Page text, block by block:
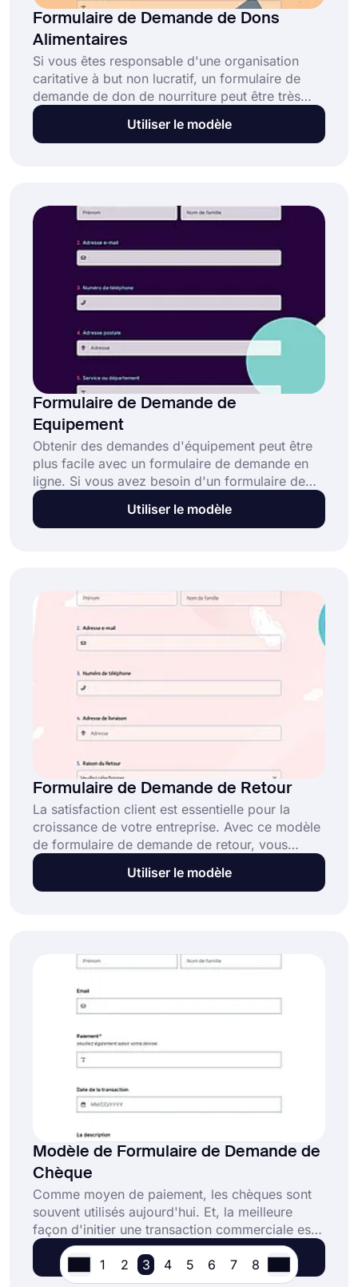
Formulaire de Demande de Dons
Alimentaires
Si vous êtes responsable d'une organisation
caritative à but non lucratif, un formulaire de
demande de don de nourriture peut être très
utile pour donner des aliments et des plats à
ceux qui en ont besoin. En utilisant ce modèle
Utiliser le modèle
Formulaire de Demande de
Equipement
Obtenir des demandes d'équipement peut être
plus facile avec un formulaire de demande en
ligne. Si vous avez besoin d'un formulaire de
demande d'équipement spécialisé, vous pouvez
utiliser forms.app. Vous pouvez commencer dès
Utiliser le modèle
Formulaire de Demande de Retour
La satisfaction client est essentielle pour la
croissance de votre entreprise. Avec ce modèle
de formulaire de demande de retour, vous
pouvez créer votre formulaire, évaluer les
demandes de retour de vos clients et accélérer
dessous.
Utiliser le modèle
Modèle de Formulaire de Demande de
Chèque
Comme moyen de paiement, les chèques sont
souvent utilisés aujourd'hui. Et, la meilleure
façon d'initier une transaction commerciale est
d'utiliser un formulaire de demande de chèque.
Utilisez le modèle de formulaire de demande de
chèque en ligne de forms.app et partagez votre
Utiliser le modèle
1 2 3 4 5 6 7 8